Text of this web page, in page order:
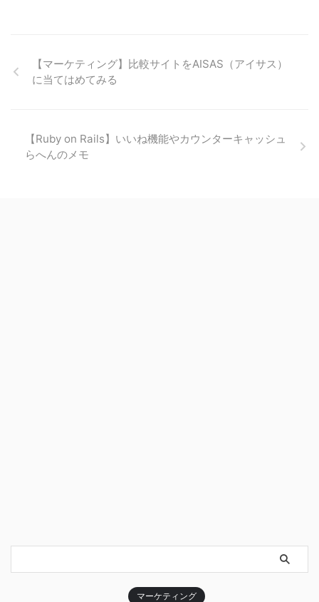
【マーケティング】比較サイトをAISAS（アイサス）
に当てはめてみる
【Ruby on Rails】いいね機能やカウンターキャッシュ
らへんのメモ
マーケティング